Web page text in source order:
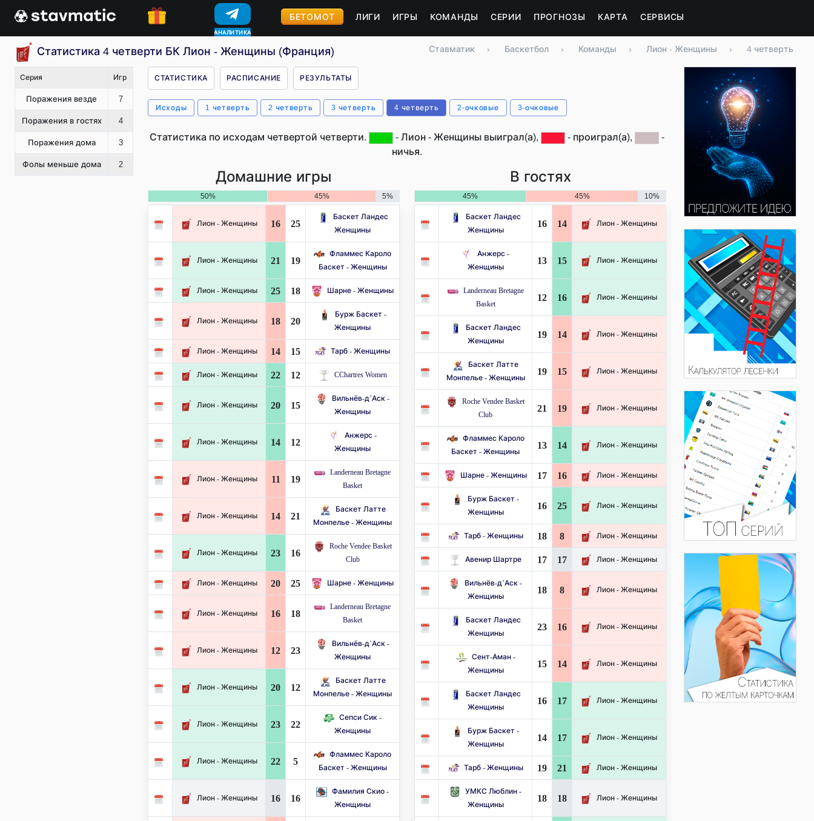
КОНКУРСЫ
БЕТОМОТ ЛИГИ ИГРЫ КОМАНДЫ СЕРИИ ПРОГНОЗЫ КАРТА СЕРВИСЫ
Статистика 4 четверти БК Лион - Женщины (Франция) Ставматик › Баскетбол › Команды › Лион - Женщины › 4 четверть
Серия Игр
Поражения везде 7
Поражения в гостях 4
Поражения дома 3
Фолы меньше дома 2
СТАТИСТИКА РАСПИСАНИЕ РЕЗУЛЬТАТЫ
Исходы 1 четверть 2 четверть 3 четверть 4 четверть 2-очковые 3-очковые
Статистика по исходам четвертой четверти. - Лион - Женщины выиграл(а), - проиграл(а),
-
ничья.
Домашние игры
50% 45% 5%
Лион - Женщины 16 25
Баскет Ландес
Женщины
Лион - Женщины 21 19
Фламмес Кароло
Баскет - Женщины
Лион - Женщины 25 18 Шарне - Женщины
Лион - Женщины 18 20
Бурж Баскет -
Женщины
Лион - Женщины 14 15 Тарб - Женщины
Лион - Женщины 22 12 CChartres Women
Лион - Женщины 20 15
Вильнёв-д’Аск -
Женщины
Лион - Женщины 14 12
Анжерс -
Женщины
Лион - Женщины 11 19
Landerneau Bretagne
Basket
Лион - Женщины 14 21
Баскет Латте
Монпелье - Женщины
Лион - Женщины 23 16
Roche Vendee Basket
Club
Лион - Женщины 20 25 Шарне - Женщины
Лион - Женщины 16 18
Landerneau Bretagne
Basket
Лион - Женщины 12 23
Вильнёв-д’Аск -
Женщины
Лион - Женщины 20 12
Баскет Латте
Монпелье - Женщины
Лион - Женщины 23 22
Сепси Сик -
Женщины
Лион - Женщины 22 5
Фламмес Кароло
Баскет - Женщины
Лион - Женщины 16 16
Фамилия Скио -
Женщины
В гостях
45% 45% 10%
Баскет Ландес
Женщины
16 14 Лион - Женщины
Анжерс -
Женщины
13 15 Лион - Женщины
Landerneau Bretagne
Basket
12 16 Лион - Женщины
Баскет Ландес
Женщины
19 14 Лион - Женщины
Баскет Латте
Монпелье - Женщины
19 15 Лион - Женщины
Roche Vendee Basket
Club
21 19 Лион - Женщины
Фламмес Кароло
Баскет - Женщины
13 14 Лион - Женщины
Шарне - Женщины 17 16 Лион - Женщины
Бурж Баскет -
Женщины
16 25 Лион - Женщины
Тарб - Женщины 18 8 Лион - Женщины
Авенир Шартре 17 17 Лион - Женщины
Вильнёв-д’Аск -
Женщины
18 8 Лион - Женщины
Баскет Ландес
Женщины
23 16 Лион - Женщины
Сент-Аман -
Женщины
15 14 Лион - Женщины
Баскет Ландес
Женщины
16 17 Лион - Женщины
Бурж Баскет -
Женщины
14 17 Лион - Женщины
Тарб - Женщины 19 21 Лион - Женщины
УМКС Люблин -
Женщины
18 18 Лион - Женщины